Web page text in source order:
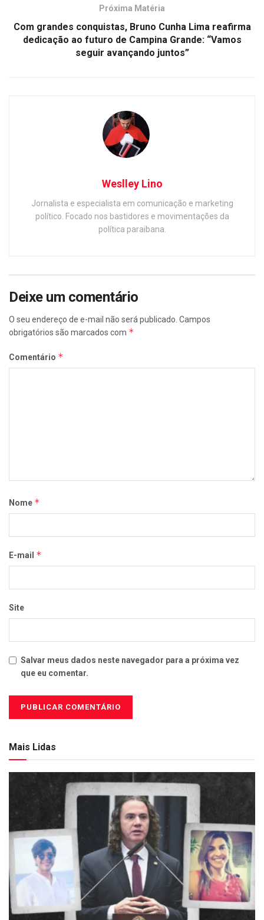
Próxima Matéria
Com grandes conquistas, Bruno Cunha Lima reafirma
dedicação ao futuro de Campina Grande: “Vamos
seguir avançando juntos”
Weslley Lino
Jornalista e especialista em comunicação e marketing
político. Focado nos bastidores e movimentações da
política paraibana.
Deixe um comentário
O seu endereço de e-mail não será publicado. Campos
obrigatórios são marcados com *
Comentário *
Nome *
E-mail *
Site
Salvar meus dados neste navegador para a próxima vez
que eu comentar.
Mais Lidas